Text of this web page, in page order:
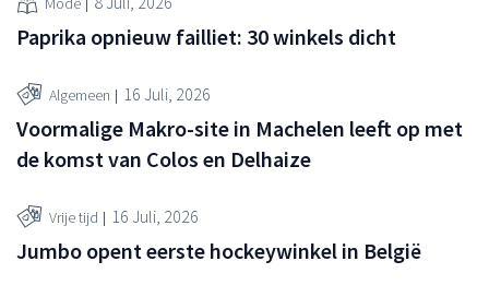
Paprika opnieuw failliet: 30 winkels dicht
Algemeen 16 Juli, 2026
Voormalige Makro-site in Machelen leeft op met
de komst van Colos en Delhaize
Vrije tijd 16 Juli, 2026
Jumbo opent eerste hockeywinkel in België